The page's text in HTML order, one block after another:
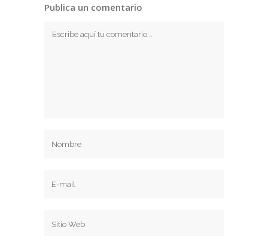
Publica un comentario